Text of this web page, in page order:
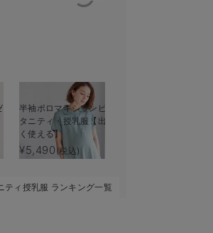
半袖ポロマキシワンピース マ
タニティ・授乳服【出産後も長
く使える】
¥5,490(税込)
ティ授乳服 ランキング一覧